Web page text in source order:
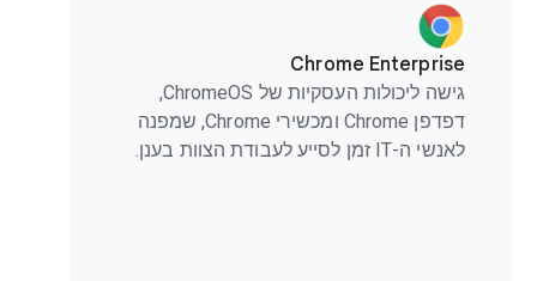
Chrome Enterprise
גישה ליכולות העסקיות של ChromeOS,
דפדפן Chrome ומכשירי Chrome, שמפנה
לאנשי ה-IT זמן לסייע לעבודת הצוות בענן.